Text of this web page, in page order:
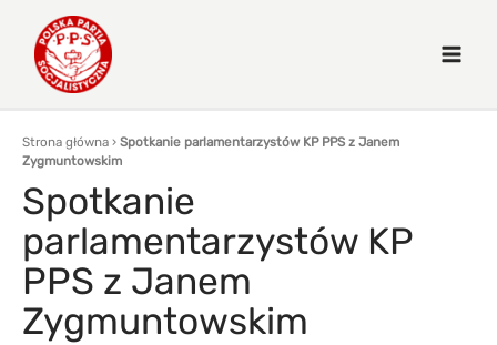
Strona główna › Spotkanie parlamentarzystów KP PPS z Janem
Zygmuntowskim
Spotkanie
parlamentarzystów KP
PPS z Janem
Zygmuntowskim